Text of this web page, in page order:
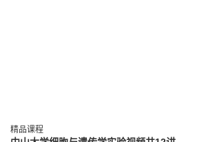
精品课程